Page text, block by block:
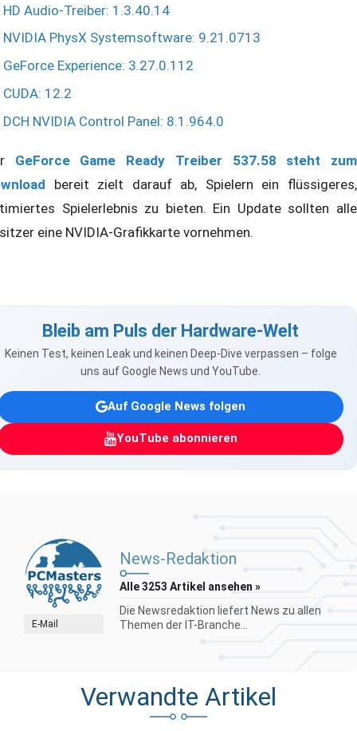
HD Audio-Treiber: 1.3.40.14
NVIDIA PhysX Systemsoftware: 9.21.0713
GeForce Experience: 3.27.0.112
CUDA: 12.2
DCH NVIDIA Control Panel: 8.1.964.0
GeForce Game Ready Treiber 537.58 steht zum
bereit zielt darauf ab, Spielern ein flüssigeres,
Spielerlebnis zu bieten. Ein Update sollten alle
eine NVIDIA-Grafikkarte vornehmen.
Bleib am Puls der Hardware-Welt
Keinen Test, keinen Leak und keinen Deep-Dive verpassen – folge
uns auf Google News und YouTube.
Auf Google News folgen
YouTube abonnieren
E-Mail
News-Redaktion
Alle 3253 Artikel ansehen »
Die Newsredaktion liefert News zu allen
Themen der IT-Branche...
Verwandte Artikel